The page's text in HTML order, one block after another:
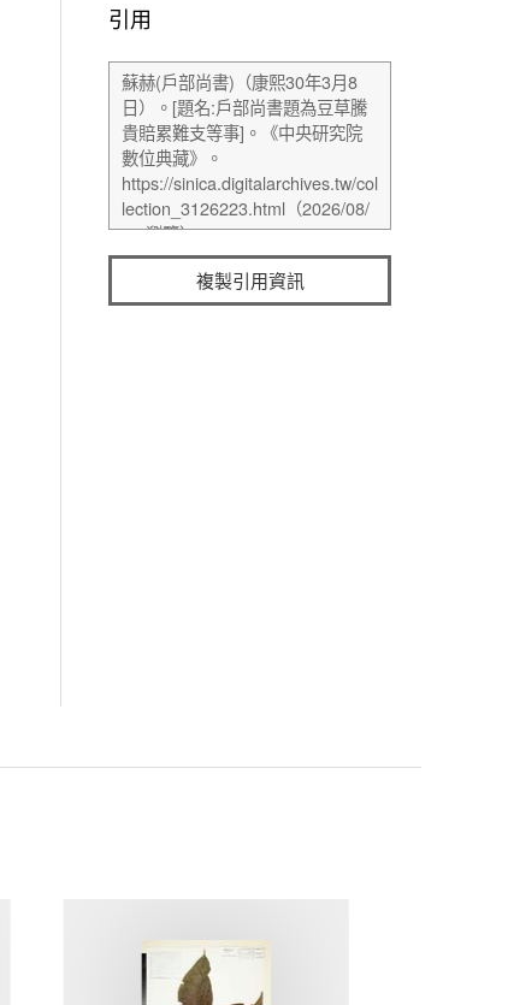
引用
複製引用資訊